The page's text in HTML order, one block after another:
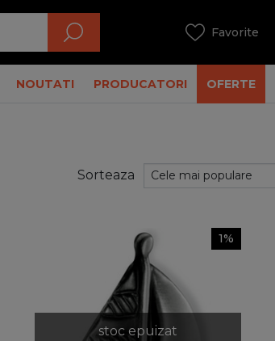
NOUTATI PRODUCATORI OFERTE
Sorteaza
stoc epuizat
1%